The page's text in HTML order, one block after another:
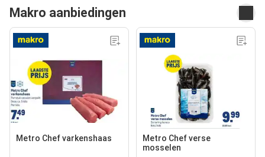
Makro aanbiedingen
Metro Chef varkenshaas
Metro Chef verse
mosselen